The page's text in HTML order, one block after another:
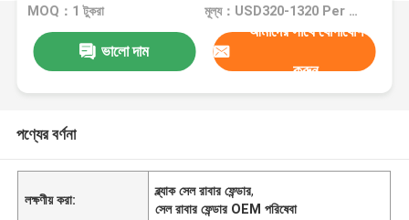
MOQ：1 টুকরা মূল্য：USD320-1320 Per Piece
ভালো দাম
আমাদের সাথে যোগাযোগ
করুন
পণ্যের বর্ণনা
লক্ষণীয় করা:
ব্ল্যাক সেল রাবার ফেন্ডার,
সেল রাবার ফেন্ডার OEM পরিষেবা